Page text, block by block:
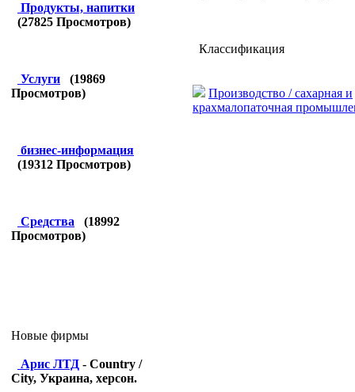
Продукты, напитки
(27825 Просмотров)
Услуги (19869
Просмотров)
бизнес-информация
(19312 Просмотров)
Средства (18992
Просмотров)
Новые фирмы
Арис ЛТД - Country /
City, Украина, херсон.
Классификация
Производство / сахарная и
крахмалопаточная